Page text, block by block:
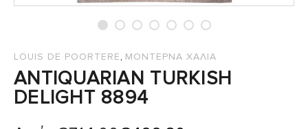
LOUIS DE POORTERE, ΜΟΝΤΕΡΝΑ ΧΑΛΙΑ
ANTIQUARIAN TURKISH
DELIGHT 8894